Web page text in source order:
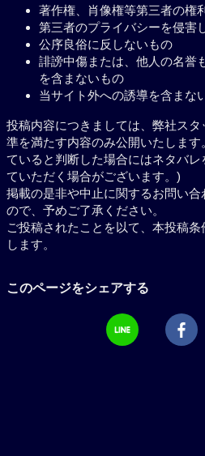
著作権、肖像権等第三者の権
第三者のプライバシーを侵害
公序良俗に反しないもの
誹謗中傷または、他人の名誉
を含まないもの
当サイト外への誘導を含まな
投稿内容につきましては、弊社ス
準を満たす内容のみ公開いたしま
ていると判断した場合にはネタバ
ていただく場合がございます。)
掲載の是非や中止に関するお問い
ので、予めご了承ください。
ご投稿されたことを以て、本投稿
します。
このページをシェアする